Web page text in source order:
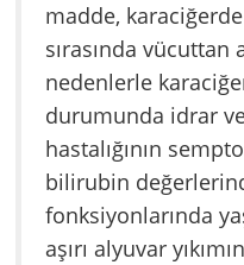
madde,
sırasında vücuttan
nedenlerle
durumunda idrar
hastalığının
bilirubin
fonksiyonlarında
aşırı alyuvar